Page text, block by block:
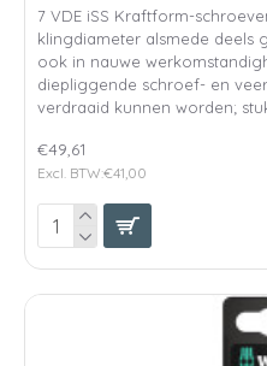
7 VDE iSS Kraftform-
klingdiameter alsmede deels
ook in nauwe
diepliggende schroef- en
verdraaid kunnen worden;
€49,61
Excl. BTW:€41,00